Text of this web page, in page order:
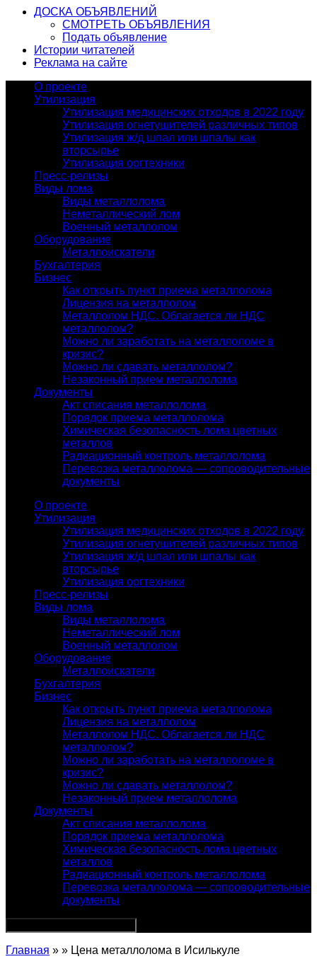
ДОСКА ОБЪЯВЛЕНИЙ
СМОТРЕТЬ ОБЪЯВЛЕНИЯ
Подать объявление
Истории читателей
Реклама на сайте
О проекте
Утилизация
Утилизация медицинских отходов в 2022 году
Утилизация огнетушителей различных типов
Утилизация ж/д шпал или шпалы как
вторсырье
Утилизация оргтехники
Пресс-релизы
Виды лома
Виды металлолома
Неметаллический лом
Военный металлолом
Оборудование
Металлоискатели
Бухгалтерия
Бизнес
Как открыть пункт приема металлолома
Лицензия на металлолом
Металлолом НДС. Облагается ли НДС
металлолом?
Можно ли заработать на металлоломе в
кризис?
Можно ли сдавать металлолом?
Незаконный прием металлолома
Документы
Акт списания металлолома
Порядок приема металлолома
Химическая безопасность лома цветных
металлов
Радиационный контроль металлолома
Перевозка металлолома — сопроводительные
документы
О проекте
Утилизация
Утилизация медицинских отходов в 2022 году
Утилизация огнетушителей различных типов
Утилизация ж/д шпал или шпалы как
вторсырье
Утилизация оргтехники
Пресс-релизы
Виды лома
Виды металлолома
Неметаллический лом
Военный металлолом
Оборудование
Металлоискатели
Бухгалтерия
Бизнес
Как открыть пункт приема металлолома
Лицензия на металлолом
Металлолом НДС. Облагается ли НДС
металлолом?
Можно ли заработать на металлоломе в
кризис?
Можно ли сдавать металлолом?
Незаконный прием металлолома
Документы
Акт списания металлолома
Порядок приема металлолома
Химическая безопасность лома цветных
металлов
Радиационный контроль металлолома
Перевозка металлолома — сопроводительные
документы
Главная » » Цена металлолома в Исилькуле